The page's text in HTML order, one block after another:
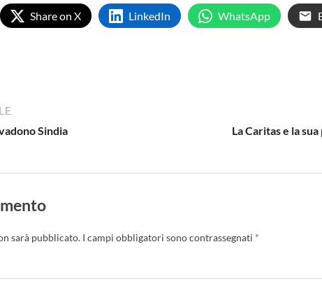
Share on X LinkedIn WhatsApp
Sindia La Caritas e la
sarà pubblicato. I campi obbligatori sono contrassegnati *